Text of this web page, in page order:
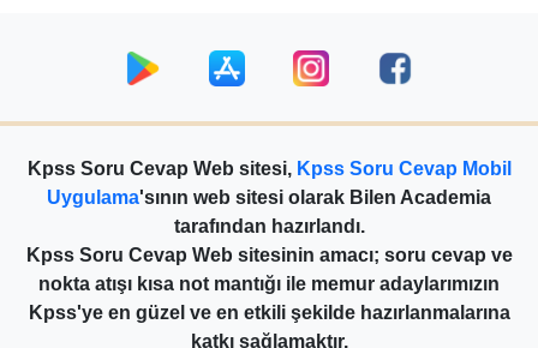
Kpss Soru Cevap Web sitesi, Kpss Soru Cevap Mobil
Uygulama'sının web sitesi olarak Bilen Academia
tarafından hazırlandı.
Kpss Soru Cevap Web sitesinin amacı; soru cevap ve
nokta atışı kısa not mantığı ile memur adaylarımızın
Kpss'ye en güzel ve en etkili şekilde hazırlanmalarına
katkı sağlamaktır.